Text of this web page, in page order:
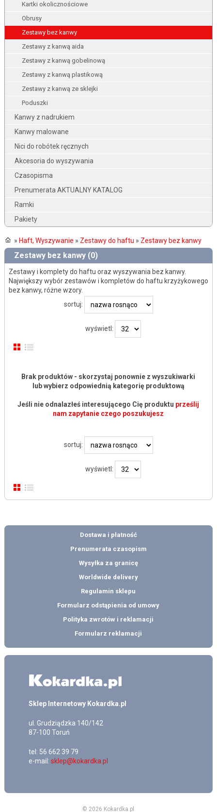
Kartki okolicznościowe
Obrusy
Zestawy bez kanwy
Zestawy z kanwą aida
Zestawy z kanwą gobelinową
Zestawy z kanwą plastikową
Zestawy z kanwą ze sklejki
Poduszki
Kanwy z nadrukiem
Kanwy malowane
Nici do robótek ręcznych
Akcesoria do wyszywania
Czasopisma
Prenumerata AKTUALNY KATALOG
Ramki
Pakiety
» Haft, Wyszywanie » Zestawy do haftu » Zestawy bez kanwy
Zestawy bez kanwy (0)
Zestawy i komplety do haftu oraz wyszywania bez kanwy.
Największy wybór zestawów i kompletów do haftu krzyżykowego
bez kanwy, różne wzory.
sortuj:
wyświetl:
Brak produktów - skorzystaj ponownie z wyszukiwarki
lub wybierz odpowiednią kategorię produktową
Jeśli nie odnalazłeś interesującego Cię produktu prześlij
nam zapytanie czego poszukujesz
sortuj:
wyświetl:
Dostawa i płatność
Prenumerata czasopism
Wysyłka za granicę
Worldwide delivery
Regulamin sklepu
Formularz odstąpienia od umowy
Polityka zwrotów i reklamacji
Formularz reklamacji
Sklep Internetowy Kokardka.pl
ul. Grudziądzka 140/142
87-100 Toruń
tel: 56 662 39 79
e-mail: sklep@kokardka.pl
© 2026 Kokardka.pl